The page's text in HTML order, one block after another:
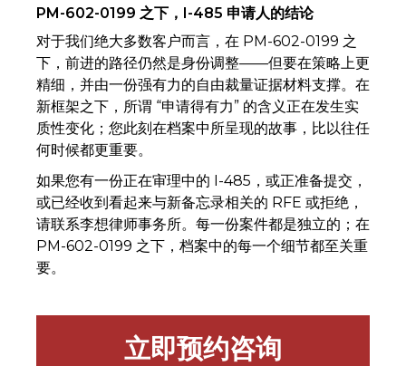
PM-602-0199 之下，I-485 申请人的结论
对于我们绝大多数客户而言，在 PM-602-0199 之
下，前进的路径仍然是身份调整——但要在策略上更
精细，并由一份强有力的自由裁量证据材料支撑。在
新框架之下，所谓 “申请得有力” 的含义正在发生实
质性变化；您此刻在档案中所呈现的故事，比以往任
何时候都更重要。
如果您有一份正在审理中的 I-485，或正准备提交，
或已经收到看起来与新备忘录相关的 RFE 或拒绝，
请联系李想律师事务所。每一份案件都是独立的；在
PM-602-0199 之下，档案中的每一个细节都至关重
要。
立即预约咨询